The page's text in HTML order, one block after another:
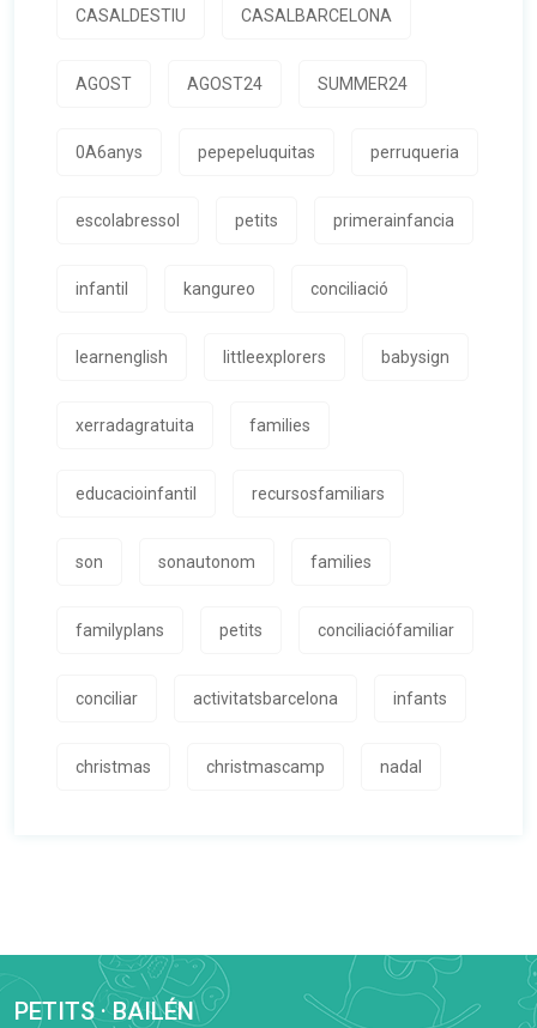
CASALDESTIU CASALBARCELONA
AGOST AGOST24 SUMMER24
0A6anys pepepeluquitas perruqueria
escolabressol petits primerainfancia
infantil kangureo conciliació
learnenglish littleexplorers babysign
xerradagratuita families
educacioinfantil recursosfamiliars
son sonautonom families
familyplans petits conciliaciófamiliar
conciliar activitatsbarcelona infants
christmas christmascamp nadal
PETITS · BAILÉN